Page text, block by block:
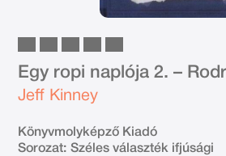
Egy ropi naplója 2. –
Jeff Kinney
Könyvmolyképző Kiadó
Sorozat: Széles választék ifjúsági